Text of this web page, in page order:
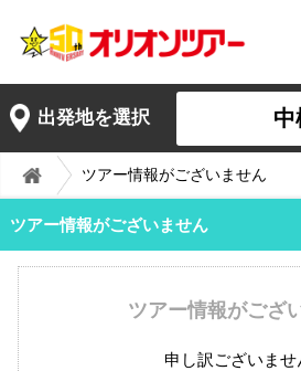
出発地を選択 中
ツアー情報がございません
ツアー情報がございません
ツアー情報がござ
申し訳ございませ